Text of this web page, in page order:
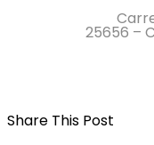
25656 –
Share This Post